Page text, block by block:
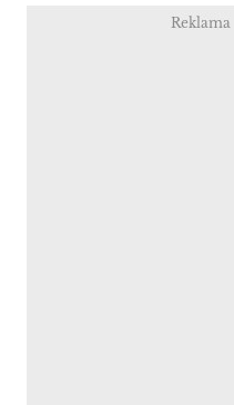
Reklama